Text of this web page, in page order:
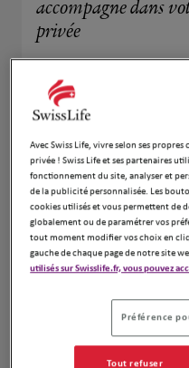
accompagne dans
privée
Assurance santé
Assurance vie
Bilan patrimonial
Garantie Homme
Plan Epargne
Prévoyance
Avec Swiss Life, vivre selon ses
privée ! Swiss Life et ses partenaires
fonctionnement du site, analyser et
de la publicité personnalisée. Les
cookies utilisés et vous permettent de
globalement ou de paramétrer vos
tout moment modifier vos choix en
gauche de chaque page de notre site
utilisés sur Swisslife.fr, vous pouvez
Préférence
Tout refuser